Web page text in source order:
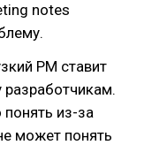
notes
PM ставит
понять из-за
может понять